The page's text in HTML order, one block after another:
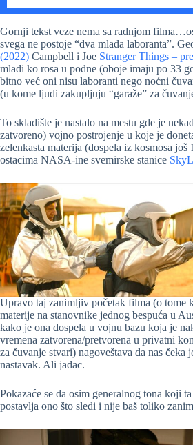
Gornji tekst veze nema sa radnjom
svega ne postoje “dva mlada laboranta”.
(2022) Campbell i Joe Stranger Things –
mladi ko rosa u podne (oboje imaju po 33
bitno već oni nisu laboranti nego noćni
(u kome ljudi zakupljuju “garaže” za
To skladište je nastalo na mestu gde je
zatvoreno) vojno postrojenje u koje je
zelenkasta materija (dospela iz kosmosa još
ostacima NASA-ine svemirske stanice
Upravo taj zanimljiv početak filma (o tome
materije na stanovnike jednog bespuća u
kako je ona dospela u vojnu bazu koja je
vremena zatvorena/pretvorena u privatni
za čuvanje stvari) nagoveštava da nas čeka
nastavak. Ali jadac.
Pokazaće se da osim generalnog tona koji
postavlja ono što sledi i nije baš toliko